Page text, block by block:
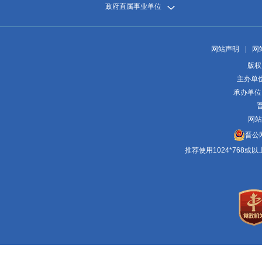
政府直属事业单位
网站声明
网
版
主办单
承办单
网
晋公
推荐使用1024*768或以